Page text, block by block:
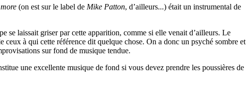
(on est sur le label de Mike Patton, d’ailleurs...) était un instrumental de
se laissait griser par cette apparition, comme si elle venait d’ailleurs. Le
ceux à qui cette référence dit quelque chose. On a donc un psyché sombre et
sur fond de musique tendue.
une excellente musique de fond si vous devez prendre les poussières de